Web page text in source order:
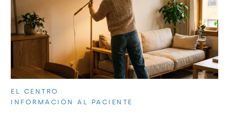
EL CENTRO
INFORMACIÓN AL PACIENTE